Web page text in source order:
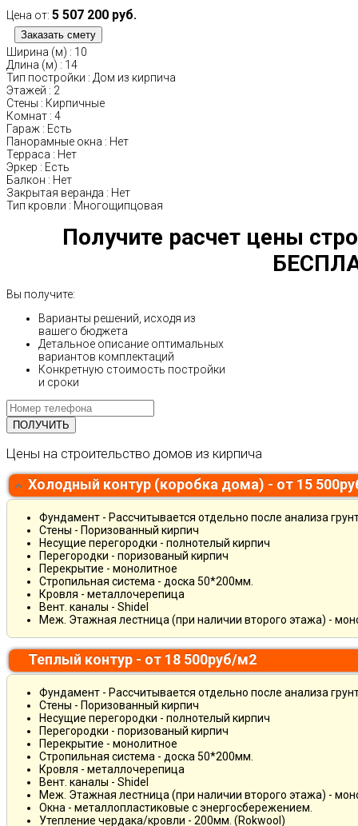
Цена от: 5 507 200 руб.
Ширина (м) : 10
Длина (м) : 14
Тип постройки : Дом из кирпича
Этажей : 2
Стены : Кирпичные
Комнат : 4
Гараж : Есть
Панорамные окна : Нет
Терраса : Нет
Эркер : Есть
Балкон : Нет
Закрытая веранда : Нет
Тип кровли : Многощипцовая
Получите расчет цены
Вы получите:
Варианты решений, исходя из
вашего бюджета
Детальное описание оптимальных
вариантов комплектаций
Конкретную стоимость постройки
и сроки
Цены на строительство домов из кирпича
Холодный контур (коробка дома) - от 15
Фундамент - Рассчитывается отдельно после анализа
Стены - Поризованный кирпич
Несущие перегородки - полнотелый кирпич
Перегородки - поризованый кирпич
Перекрытие - монолитное
Стропильная система - доска 50*200мм.
Кровля - металлочерепица
Вент. каналы - Shidel
Меж. Этажная лестница (при наличии второго этажа) -
Теплый контур - от 18 500руб/м2
Фундамент - Рассчитывается отдельно после анализа
Стены - Поризованный кирпич
Несущие перегородки - полнотелый кирпич
Перегородки - поризованый кирпич
Перекрытие - монолитное
Стропильная система - доска 50*200мм.
Кровля - металлочерепица
Вент. каналы - Shidel
Меж. Этажная лестница (при наличии второго этажа) -
Окна - металлопластиковые с энергосбережением.
Утепление чердака/кровли - 200мм. (Rokwool)